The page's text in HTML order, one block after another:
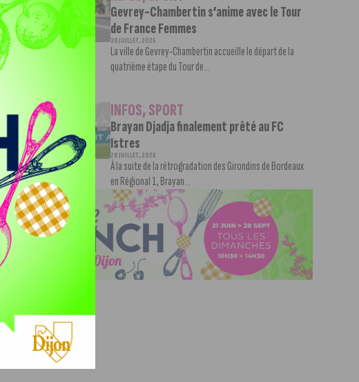
Gevrey-Chambertin s’anime avec le Tour
de France Femmes
30 JUILLET, 2026
La ville de Gevrey-Chambertin accueille le départ de la
quatrième étape du Tour de...
INFOS,SPORT
Brayan Djadja finalement prêté au FC
Istres
28 JUILLET, 2026
À la suite de la rétrogradation des Girondins de Bordeaux
en Régional 1, Brayan...